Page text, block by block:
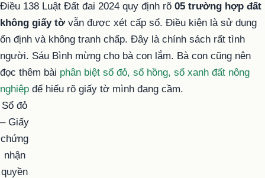
Điều 138 Luật Đất đai 2024 quy định rõ 05 trường hợp đất
không giấy tờ vẫn được xét cấp sổ. Điều kiện là sử dụng
ổn định và không tranh chấp. Đây là chính sách rất tình
người. Sáu Bình mừng cho bà con lắm. Bà con cũng nên
đọc thêm bài phân biệt sổ đỏ, sổ hồng, sổ xanh đất nông
nghiệp để hiểu rõ giấy tờ mình đang cầm.
Sổ đỏ
– Giấy
chứng
nhận
quyền